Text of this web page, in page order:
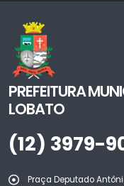
PREFEITURA
LOBATO
(12) 3979-
Praça Deputado